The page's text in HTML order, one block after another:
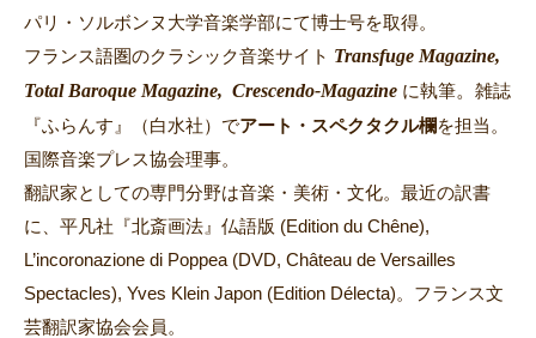
パリ・ソルボンヌ大学音楽学部にて博士号を取得。
フランス語圏のクラシック音楽サイト Transfuge Magazine,
Total Baroque Magazine, Crescendo-Magazine に執筆。 雑誌
『ふらんす』（白水社）でアート・スペクタクル欄を担当。
国際音楽プレス協会理事。
翻訳家としての専門分野は音楽・美術・文化。最近の訳書
に、平凡社『北斎画法』仏語版 (Edition du Chêne),
L’incoronazione di Poppea (DVD, Château de Versailles
Spectacles), Yves Klein Japon (Edition Délecta)。フランス文
芸翻訳家協会会員。